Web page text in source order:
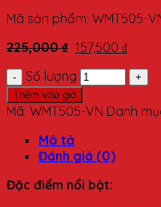
Mã sản phẩm: WMT505-
225,000₫ 157,500 ₫
Số lượng
Thêm vào giỏ
Mã: WMT505-VN Danh
Mô tả
Đánh giá (0)
Đặc điểm nổi bật: